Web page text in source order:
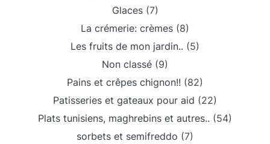
Glaces(7)
La crémerie: crèmes (8)
Les fruits de mon jardin.. (5)
Non classé (9)
Pains et crêpes chignon!! (82)
Patisseries et gateaux pour aid (22)
Plats tunisiens, maghrebins et autres.. (54)
sorbets et semifreddo (7)